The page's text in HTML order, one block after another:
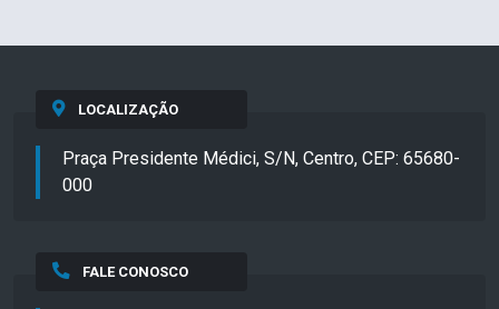
LOCALIZAÇÃO
Praça Presidente Médici, S/N, Centro, CEP: 65680-
000
FALE CONOSCO